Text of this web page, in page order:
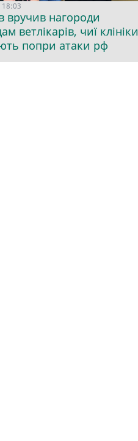
вручив нагороди
ветлікарів, чиї клініки
попри атаки рф